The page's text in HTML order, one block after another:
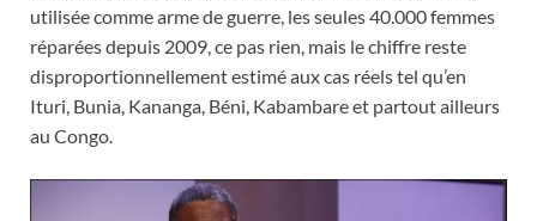
utilisée comme arme de guerre, les seules 40.000 femmes
réparées depuis 2009, ce pas rien, mais le chiffre reste
disproportionnellement estimé aux cas réels tel qu’en
Ituri, Bunia, Kananga, Béni, Kabambare et partout ailleurs
au Congo.